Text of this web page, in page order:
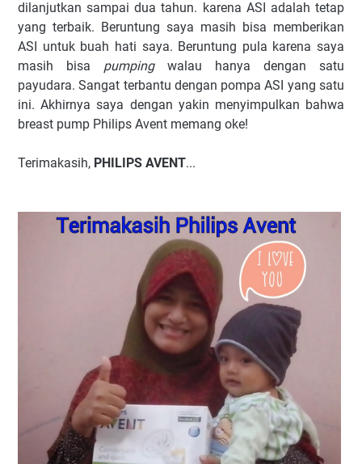
dilanjutkan sampai dua tahun. karena ASI adalah tetap
yang terbaik. Beruntung saya masih bisa memberikan
ASI untuk buah hati saya. Beruntung pula karena saya
masih bisa pumpingwalau hanya dengan satu
payudara. Sangat terbantu dengan pompa ASI yang satu
ini. Akhirnya saya dengan yakin menyimpulkan bahwa
breast pump Philips Avent memang oke!
Terimakasih, PHILIPS AVENT...